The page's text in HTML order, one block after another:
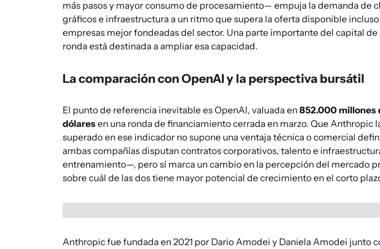
más pasos y mayor consumo de procesamiento— empuja la demanda de
gráficos e infraestructura a un ritmo que supera la oferta disponible incluso
empresas mejor fondeadas del sector. Una parte importante del capital de
ronda está destinada a ampliar esa capacidad.
La comparación con OpenAI y la perspectiva bursátil
El punto de referencia inevitable es OpenAI, valuada en 852.000 millones
dólaresen una ronda de financiamiento cerrada en marzo. Que Anthropic
superado en ese indicador no supone una ventaja técnica o comercial
ambas compañías disputan contratos corporativos, talento e
entrenamiento—, pero sí marca un cambio en la percepción del mercado
sobre cuál de las dos tiene mayor potencial de crecimiento en el corto
Anthropic fue fundada en 2021 por Dario Amodei y Daniela Amodei junto